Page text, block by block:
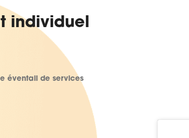
individuel
éventail de services